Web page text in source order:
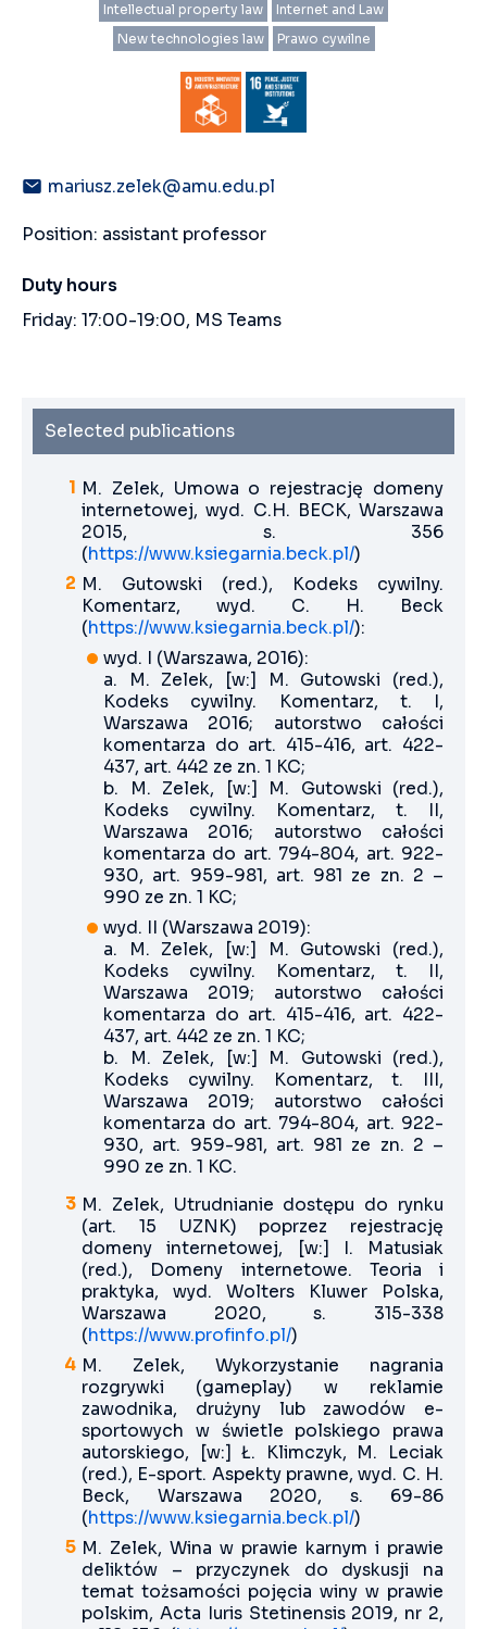
Intellectual property law
Internet and Law
New technologies law
Prawo cywilne
mariusz.zelek@amu.edu.pl
Position: assistant professor
Duty hours
Friday: 17:00-19:00, MS Teams
Selected publications
M. Zelek, Umowa o rejestrację domeny
internetowej, wyd. C.H. BECK, Warszawa
2015, s. 356
(https://www.ksiegarnia.beck.pl/)
M. Gutowski (red.), Kodeks cywilny.
Komentarz, wyd. C. H. Beck
(https://www.ksiegarnia.beck.pl/):
wyd. I (Warszawa, 2016):
a. M. Zelek, [w:] M. Gutowski (red.),
Kodeks cywilny. Komentarz, t. I,
Warszawa 2016; autorstwo całości
komentarza do art. 415-416, art. 422-
437, art. 442 ze zn. 1 KC;
b. M. Zelek, [w:] M. Gutowski (red.),
Kodeks cywilny. Komentarz, t. II,
Warszawa 2016; autorstwo całości
komentarza do art. 794-804, art. 922-
930, art. 959-981, art. 981 ze zn. 2 –
990 ze zn. 1 KC;
wyd. II (Warszawa 2019):
a. M. Zelek, [w:] M. Gutowski (red.),
Kodeks cywilny. Komentarz, t. II,
Warszawa 2019; autorstwo całości
komentarza do art. 415-416, art. 422-
437, art. 442 ze zn. 1 KC;
b. M. Zelek, [w:] M. Gutowski (red.),
Kodeks cywilny. Komentarz, t. III,
Warszawa 2019; autorstwo całości
komentarza do art. 794-804, art. 922-
930, art. 959-981, art. 981 ze zn. 2 –
990 ze zn. 1 KC.
M. Zelek, Utrudnianie dostępu do rynku
(art. 15 UZNK) poprzez rejestrację
domeny internetowej, [w:] I. Matusiak
(red.), Domeny internetowe. Teoria i
praktyka, wyd. Wolters Kluwer Polska,
Warszawa 2020, s. 315-338
(https://www.profinfo.pl/)
M. Zelek, Wykorzystanie nagrania
rozgrywki (gameplay) w reklamie
zawodnika, drużyny lub zawodów e-
sportowych w świetle polskiego prawa
autorskiego, [w:] Ł. Klimczyk, M. Leciak
(red.), E-sport. Aspekty prawne, wyd. C. H.
Beck, Warszawa 2020, s. 69-86
(https://www.ksiegarnia.beck.pl/)
M. Zelek, Wina w prawie karnym i prawie
deliktów – przyczynek do dyskusji na
temat tożsamości pojęcia winy w prawie
polskim, Acta Iuris Stetinensis 2019, nr 2,